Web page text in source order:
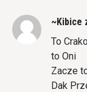
~Kibice
To
to Oni
Zacze
Dak